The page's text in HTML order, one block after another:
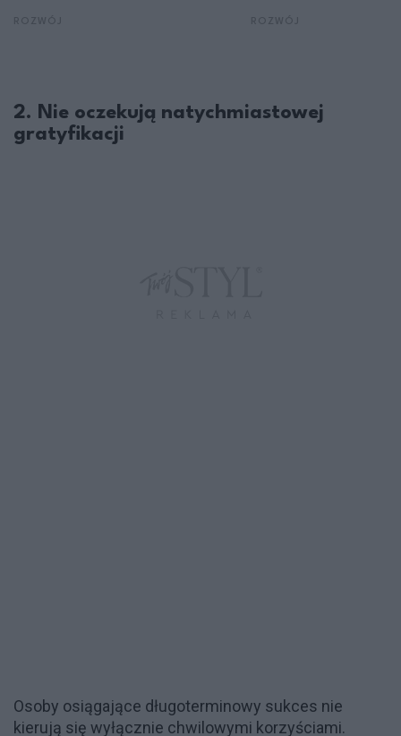
2. Nie oczekują natychmiastowej
gratyfikacji
Osoby osiągające długoterminowy sukces nie
kierują się wyłącznie chwilowymi korzyściami.